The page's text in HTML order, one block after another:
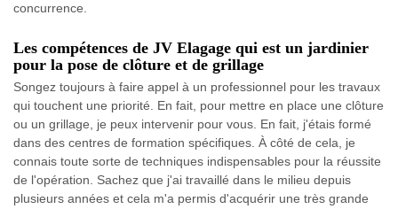
concurrence.
Les compétences de JV Elagage qui est un jardinier
pour la pose de clôture et de grillage
Songez toujours à faire appel à un professionnel pour les travaux
qui touchent une priorité. En fait, pour mettre en place une clôture
ou un grillage, je peux intervenir pour vous. En fait, j'étais formé
dans des centres de formation spécifiques. À côté de cela, je
connais toute sorte de techniques indispensables pour la réussite
de l'opération. Sachez que j'ai travaillé dans le milieu depuis
plusieurs années et cela m'a permis d'acquérir une très grande